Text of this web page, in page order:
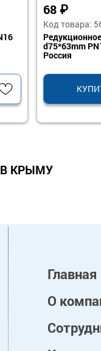
68 ₽
Код товара:
d75*63mm
Россия
В КРЫМУ
Главная
О